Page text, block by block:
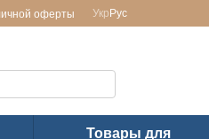
оферты Укр Рус
Товары для